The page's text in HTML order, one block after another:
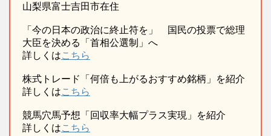
山梨県富士吉田市在住
「今の日本の政治に終止符を」 国民の投票で総理
大臣を決める「首相公選制」へ
詳しくはこちら
株式トレード「何倍も上がるおすすめ銘柄」を紹介
詳しくはこちら
競馬穴馬予想「回収率大幅プラス実現」を紹介
詳しくはこちら